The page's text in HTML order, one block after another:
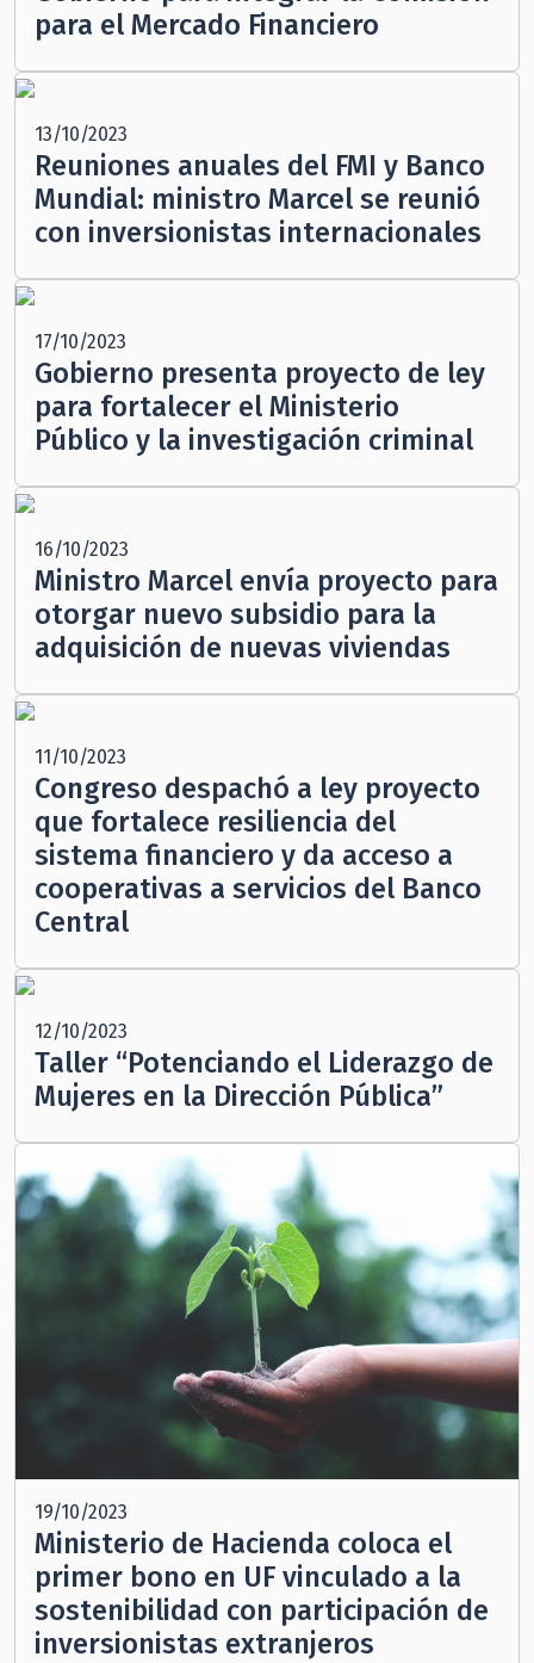
para el Mercado Financiero
13/10/2023
Reuniones anuales del FMI y Banco
Mundial: ministro Marcel se reunió
con inversionistas internacionales
17/10/2023
Gobierno presenta proyecto de ley
para fortalecer el Ministerio
Público y la investigación criminal
16/10/2023
Ministro Marcel envía proyecto para
otorgar nuevo subsidio para la
adquisición de nuevas viviendas
11/10/2023
Congreso despachó a ley proyecto
que fortalece resiliencia del
sistema financiero y da acceso a
cooperativas a servicios del Banco
Central
12/10/2023
Taller “Potenciando el Liderazgo de
Mujeres en la Dirección Pública”
19/10/2023
Ministerio de Hacienda coloca el
primer bono en UF vinculado a la
sostenibilidad con participación de
inversionistas extranjeros